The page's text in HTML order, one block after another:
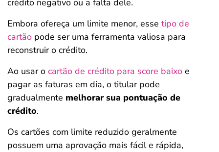
crédito negativo ou a falta dele.
Embora ofereça um limite menor, esse tipo de
cartão pode ser uma ferramenta valiosa para
reconstruir o crédito.
Ao usar o cartão de crédito para score baixo e
pagar as faturas em dia, o titular pode
gradualmente melhorar sua pontuação de
crédito.
Os cartões com limite reduzido geralmente
possuem uma aprovação mais fácil e rápida,